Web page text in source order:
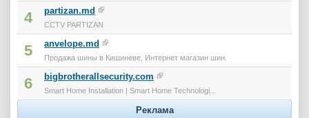
4 partizan.md
CCTV PARTIZAN
5 anvelope.md
Продажа шины в Кишиневе, Интернет магазин шин.
6 bigbrotherallsecurity.com
Smart Home Installation | Smart Home Technologi...
Реклама